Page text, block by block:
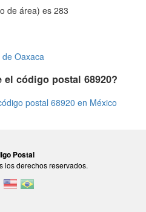
de área) es 283
Oaxaca
el código postal 68920?
postal 68920 en México
Postal
los derechos reservados.